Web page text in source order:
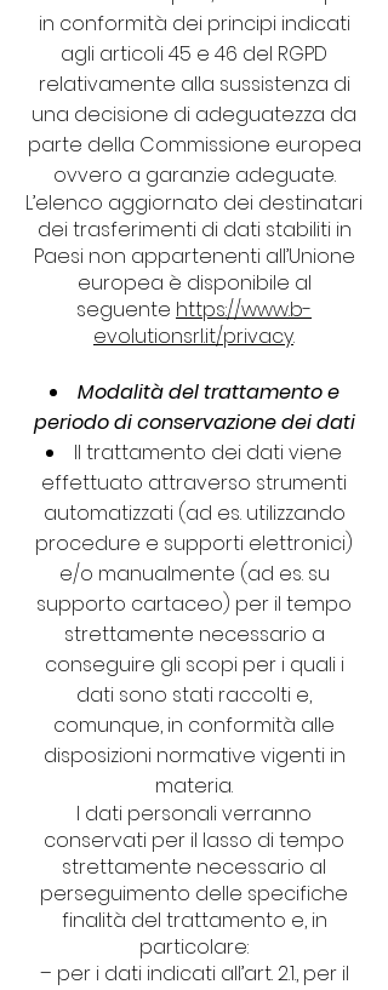
in conformità dei principi indicati
agli articoli 45 e 46 del RGPD
relativamente alla sussistenza di
una decisione di adeguatezza da
parte della Commissione europea
ovvero a garanzie adeguate.
L’elenco aggiornato dei destinatari
dei trasferimenti di dati stabiliti in
Paesi non appartenenti all’Unione
europea è disponibile al
seguente https://www.b-
evolutionsrl.it/privacy.
Modalità del trattamento e
periodo di conservazione dei dati
Il trattamento dei dati viene
effettuato attraverso strumenti
automatizzati (ad es. utilizzando
procedure e supporti elettronici)
e/o manualmente (ad es. su
supporto cartaceo) per il tempo
strettamente necessario a
conseguire gli scopi per i quali i
dati sono stati raccolti e,
comunque, in conformità alle
disposizioni normative vigenti in
materia.
I dati personali verranno
conservati per il lasso di tempo
strettamente necessario al
perseguimento delle specifiche
finalità del trattamento e, in
particolare:
– per i dati indicati all’art. 2.1., per il